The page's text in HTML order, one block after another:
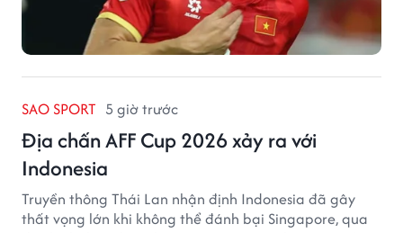
SAO SPORT 5 giờ trước
Địa chấn AFF Cup 2026 xảy ra với
Indonesia
Truyền thông Thái Lan nhận định Indonesia đã gây
thất vọng lớn khi không thể đánh bại Singapore, qua